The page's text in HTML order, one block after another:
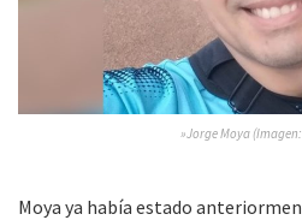
»Jorge Moya
Moya ya había estado